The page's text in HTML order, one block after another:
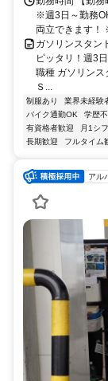
※週3日～勤務
両立できます！
ガソリンスタン
ピッタリ！週3
職種 ガソリン
Ｓ...
制服あり 業界未経験
バイク通勤OK
学歴
有資格者歓迎
月1シ
長期歓迎
フルタイム
アル